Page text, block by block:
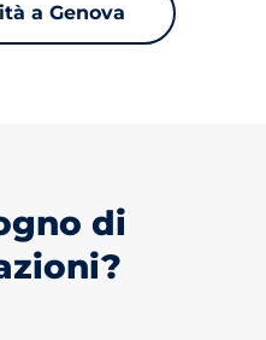
a Genova
di